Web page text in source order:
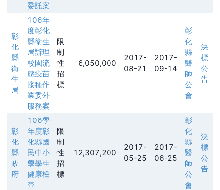
委託案
彰
化
縣
衛
生
局
106年
度彰化
縣衛生
局辦理
校園流
感疫苗
接種作
業委外
服務案
限
制
性
招
標
6,050,000
2017-
08-21
2017-
09-14
彰
化
縣
醫
師
公
會
決
標
公
告
彰
化
縣
政
府
106學
年度彰
化縣國
民中小
學學生
健康檢
查
限
制
性
招
標
12,307,200
2017-
05-25
2017-
06-25
彰
化
縣
醫
師
公
會
決
標
公
告